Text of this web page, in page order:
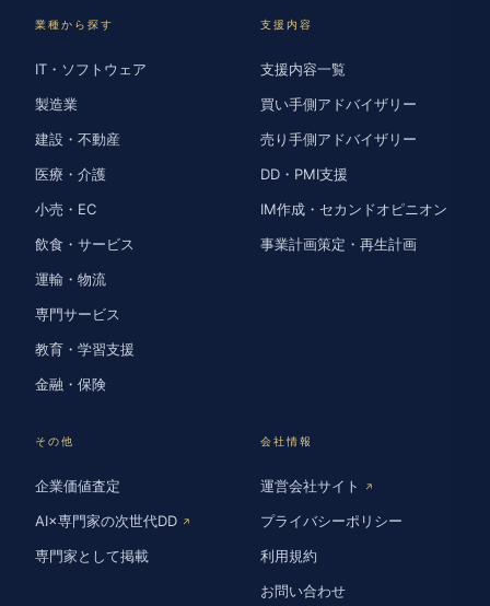
業種から探す
IT・ソフトウェア
製造業
建設・不動産
医療・介護
小売・EC
飲食・サービス
運輸・物流
専門サービス
教育・学習支援
金融・保険
支援内容
支援内容一覧
買い手側アドバイザリー
売り手側アドバイザリー
DD・PMI支援
IM作成・セカンドオピニオン
事業計画策定・再生計画
その他
企業価値査定
AI×専門家の次世代DD ↗
専門家として掲載
会社情報
運営会社サイト ↗
プライバシーポリシー
利用規約
お問い合わせ